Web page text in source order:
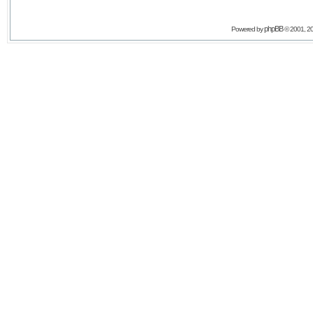
Powered byphpBB© 2001,